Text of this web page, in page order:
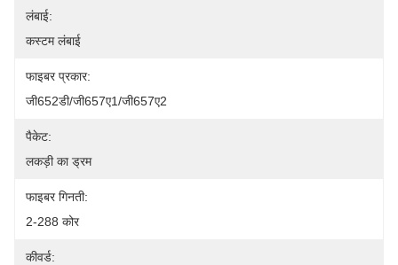
लंबाई:
कस्टम लंबाई
फाइबर प्रकार:
जी652डी/जी657ए1/जी657ए2
पैकेट:
लकड़ी का ड्रम
फाइबर गिनती:
2-288 कोर
कीवर्ड: